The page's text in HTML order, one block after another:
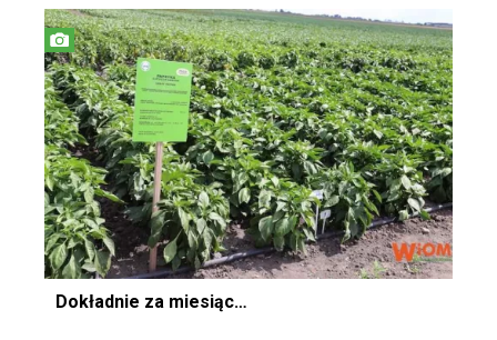
Dokładnie za miesiąc…